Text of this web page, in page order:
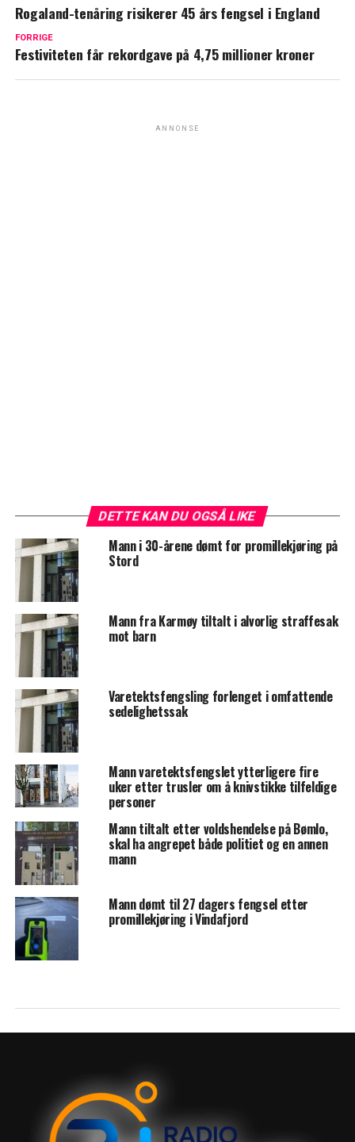
Rogaland-tenåring risikerer 45 års fengsel i England
FORRIGE
Festiviteten får rekordgave på 4,75 millioner kroner
ANNONSE
DETTE KAN DU OGSÅ LIKE
Mann i 30-årene dømt for promillekjøring på
Stord
Mann fra Karmøy tiltalt i alvorlig straffesak
mot barn
Varetektsfengsling forlenget i omfattende
sedelighetssak
Mann varetektsfengslet ytterligere fire
uker etter trusler om å knivstikke tilfeldige
personer
Mann tiltalt etter voldshendelse på Bømlo,
skal ha angrepet både politiet og en annen
mann
Mann dømt til 27 dagers fengsel etter
promillekjøring i Vindafjord